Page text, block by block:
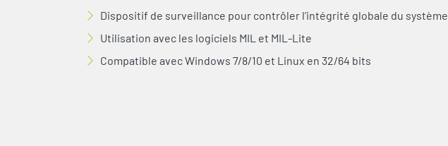
Dispositif de surveillance pour contrôler l’intégrité globale du système
Utilisation avec les logiciels MIL et MIL-Lite
Compatible avec Windows 7/8/10 et Linux en 32/64 bits